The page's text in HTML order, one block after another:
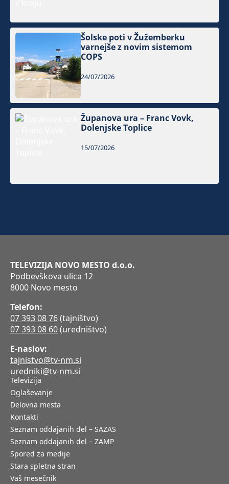
Šolske poti v Žužemberku
varnejše z novim sistemom
COPS
24/07/2026
Županova ura – Franc Vovk,
Dolenjske Toplice
15/07/2026
TELEVIZIJA NOVO MESTO d.o.o.
Podbevškova ulica 12
8000 Novo mesto
Telefon:
07 393 08 76(tajništvo)
07 393 08 60(uredništvo)
E-naslov:
tajnistvo@tv-nm.si
uredniki@tv-nm.si
Televizija
Oglaševanje
Delovna mesta
Kontakti
Seznam oddajanih del – SAZAS
Seznam oddajanih del – ZAMP
Spored za medije
Stara spletna stran
Vaš mesečnik